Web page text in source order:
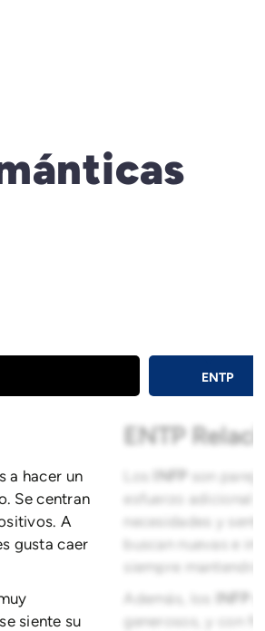
ENTP
a hacer un
Se centran
A
gusta caer
siente su
ENTP
INFP
son
esfuerzo adicional
necesidades y
buscan nuevas e
siempre
Además, los
INFP
generosos, y con